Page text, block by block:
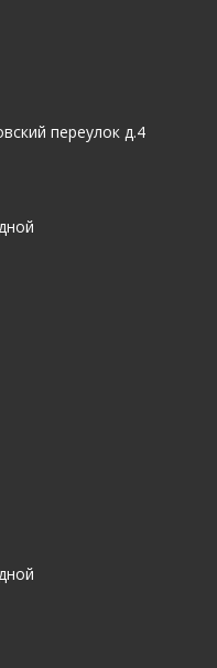
переулок д.4